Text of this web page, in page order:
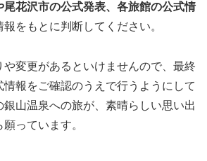
尾花沢市の公式発表、各旅館の公式情
をもとに判断してください。
変更があるといけませんので、最終
報をご確認のうえで行うようにして
銀山温泉への旅が、素晴らしい思い出
っています。